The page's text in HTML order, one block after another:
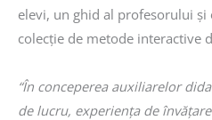
elevi, un ghid al profesorului și
colecție de metode interactive
“În conceperea auxiliarelor
de lucru, experiența de